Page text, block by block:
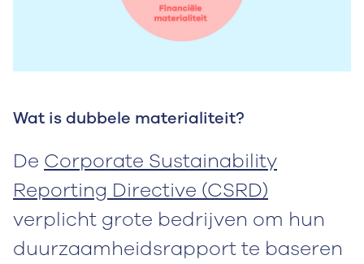
Wat is dubbele materialiteit?
De Corporate Sustainability
Reporting Directive (CSRD)
verplicht grote bedrijven om hun
duurzaamheidsrapport te baseren